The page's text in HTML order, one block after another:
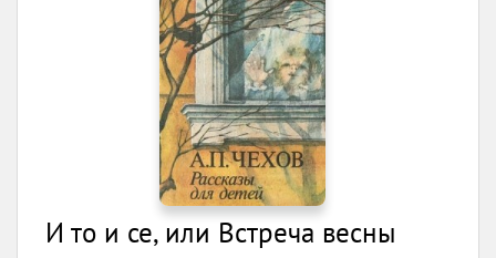
И то и се, или Встреча весны